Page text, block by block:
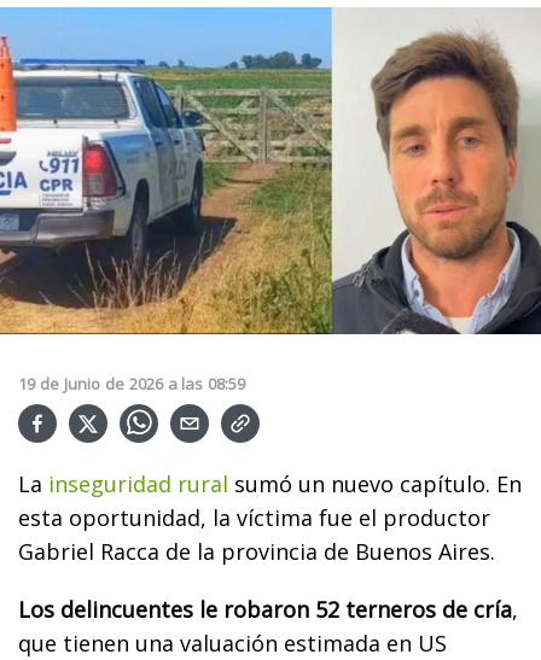
19 de Junio de 2026 a las 08:59
La inseguridad rural sumó un nuevo capítulo. En
esta oportunidad, la víctima fue el productor
Gabriel Racca de la provincia de Buenos Aires.
Los delincuentes le robaron 52 terneros de cría,
que tienen una valuación estimada en US